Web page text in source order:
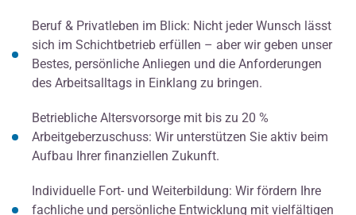
Beruf & Privatleben im Blick: Nicht jeder Wunsch lässt
sich im Schichtbetrieb erfüllen – aber wir geben unser
Bestes, persönliche Anliegen und die Anforderungen
des Arbeitsalltags in Einklang zu bringen.
Betriebliche Altersvorsorge mit bis zu 20 %
Arbeitgeberzuschuss: Wir unterstützen Sie aktiv beim
Aufbau Ihrer finanziellen Zukunft.
Individuelle Fort- und Weiterbildung: Wir fördern Ihre
fachliche und persönliche Entwicklung mit vielfältigen